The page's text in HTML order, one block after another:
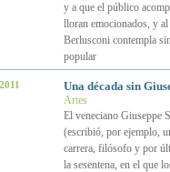
y a que el público
lloran emocionados, y
Berlusconi contempla
popular
Una década sin
Artes
El veneciano Giuseppe
(escribió, por ejemplo,
carrera, filósofo y por
la sesentena, en el que